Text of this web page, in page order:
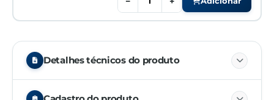
Detalhes técnicos do produto